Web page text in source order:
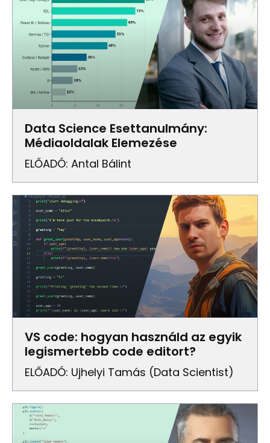
Data Science Esettanulmány:
Médiaoldalak Elemezése
ELŐADÓ: Antal Bálint
VS code: hogyan használd az egyik
legismertebb code editort?
ELŐADÓ: Ujhelyi Tamás (Data Scientist)